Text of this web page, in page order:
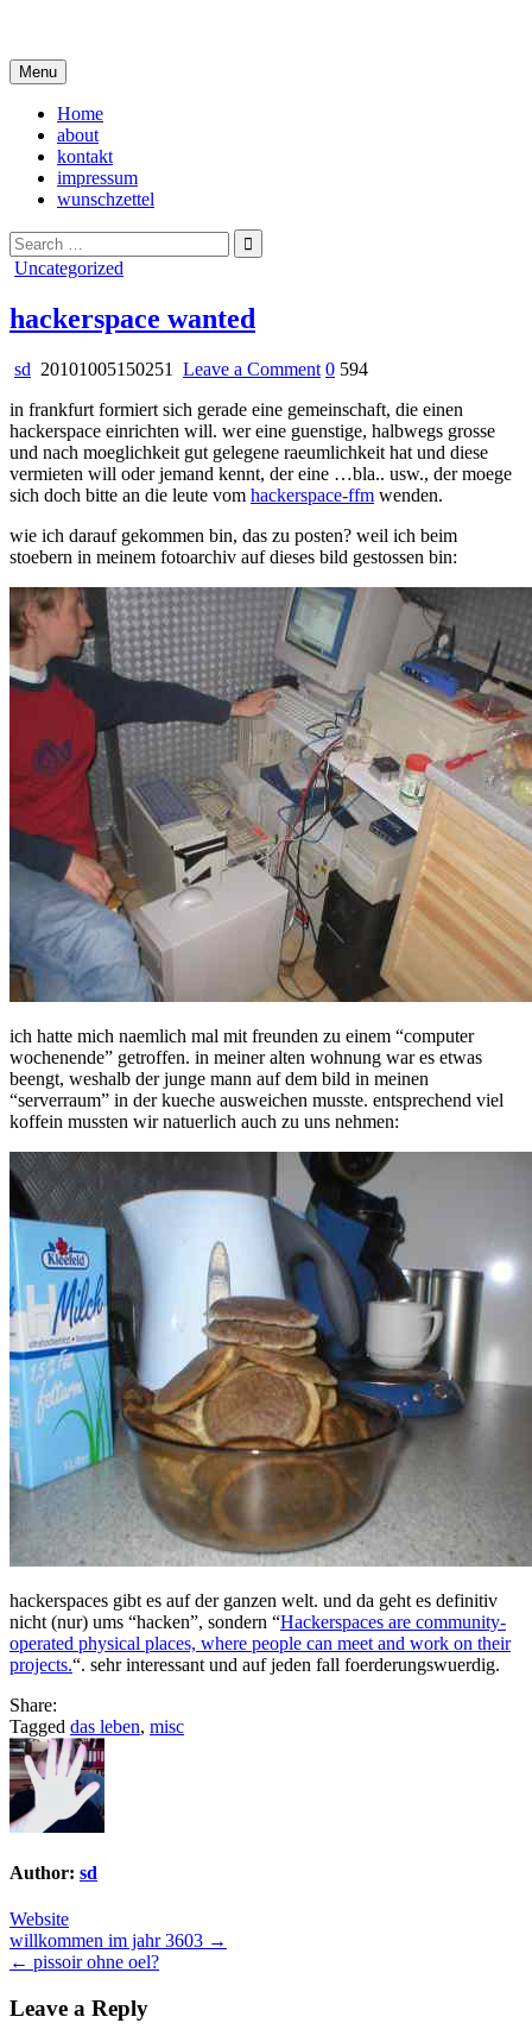
content
Menu
Home
about
kontakt
impressum
wunschzettel
Search
for:
Posted
Uncategorized
hackerspace wanted
sd 20101005150251 Leave a Commenton
wanted
0 594
in frankfurt formiert sich gerade eine gemeinschaft, die einen
hackerspace einrichten will. wer eine guenstige, halbwegs grosse
und nach moeglichkeit gut gelegene raeumlichkeit hat und diese
vermieten will oder jemand kennt, der eine …bla.. usw., der moege
sich doch bitte an die leute vom hackerspace-ffm wenden.
wie ich darauf gekommen bin, das zu posten? weil ich beim
stoebern in meinem fotoarchiv auf dieses bild gestossen bin:
ich hatte mich naemlich mal mit freunden zu einem “computer
wochenende” getroffen. in meiner alten wohnung war es etwas
beengt, weshalb der junge mann auf dem bild in meinen
“serverraum” in der kueche ausweichen musste. entsprechend viel
koffein mussten wir natuerlich auch zu uns nehmen:
hackerspaces gibt es auf der ganzen welt. und da geht es definitiv
nicht (nur) ums “hacken”, sondern “Hackerspaces are community-
operated physical places, where people can meet and work on their
projects.“. sehr interessant und auf jeden fall foerderungswuerdig.
Share:
Tagged das leben, misc
Author: sd
Website
Post
navigation
willkommen im jahr 3603 →
← pissoir ohne oel?
Leave a Reply